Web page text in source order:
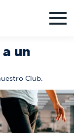
un
Club.